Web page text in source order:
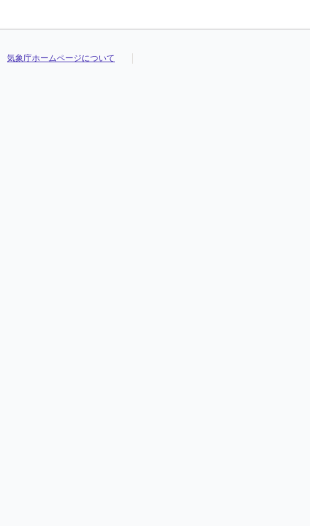
気象庁ホームページについて